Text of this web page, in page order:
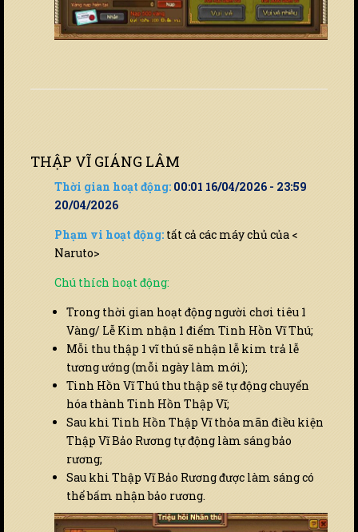
THẬP VĨ GIÁNG LÂM
Thời gian hoạt động: 00:01 16/04/2026 - 23:59
20/04/2026
Phạm vi hoạt động: tất cả các máy chủ của <
Naruto>
Chú thích hoạt động:
Trong thời gian hoạt động người chơi tiêu 1
Vàng/ Lễ Kim nhận 1 điểm Tinh Hồn Vĩ Thú;
Mỗi thu thập 1 vĩ thú sẽ nhận lễ kim trả lễ
tương ướng (mỗi ngày làm mới);
Tinh Hồn Vĩ Thú thu thập sẽ tự động chuyển
hóa thành Tinh Hồn Thập Vĩ;
Sau khi Tinh Hồn Thập Vĩ thỏa mãn điều kiện
Thập Vĩ Bảo Rương tự động làm sáng bảo
rương;
Sau khi Thập Vĩ Bảo Rương được làm sáng có
thể bấm nhận bảo rương.